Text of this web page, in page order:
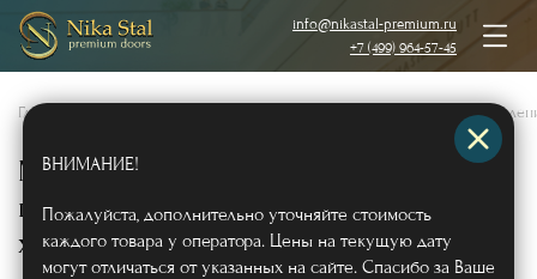
info@nikastal-premium.ru
+7 (499) 964-57-45
Главная Двери с порошковым
Металлическая остекленная дверь с
полимерным окрашиванием (вставки
хром + длинная ручка)Арт504
ВНИМАНИЕ!
Пожалуйста, дополнительно уточняйте стоимость
каждого товара у оператора. Цены на текущую дату
могут отличаться от указанных на сайте. Спасибо за Ваше